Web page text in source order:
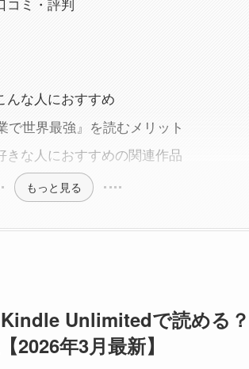
んな人におすすめ
で世界最強』を読むメリット
きな人におすすめの関連作品
もっと見る
Kindle Unlimitedで読める
2026年3月最新】